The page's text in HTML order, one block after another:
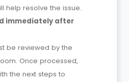
help resolve the issue.
immediately after
be reviewed by the
Once processed,
the next steps to